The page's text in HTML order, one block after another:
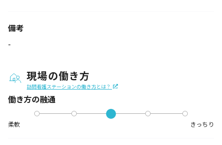
備考
-
現場の働き方
訪問看護ステーションの働き方とは？
働き方の融通
柔軟 きっちり